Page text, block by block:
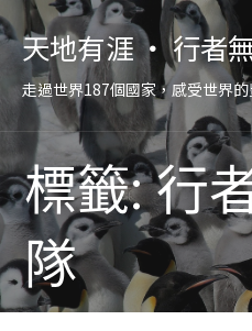
跳
至
內
天地有涯 ‧ 行者
走過世界187個國家，感受世界
標籤: 行
隊